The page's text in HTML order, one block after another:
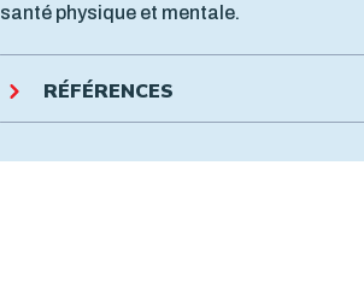
santé physique et mentale.
RÉFÉRENCES